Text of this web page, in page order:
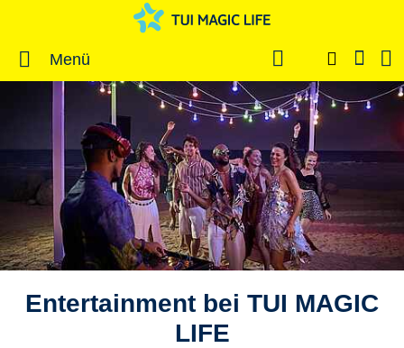
Menü
Entertainment bei TUI MAGIC
LIFE